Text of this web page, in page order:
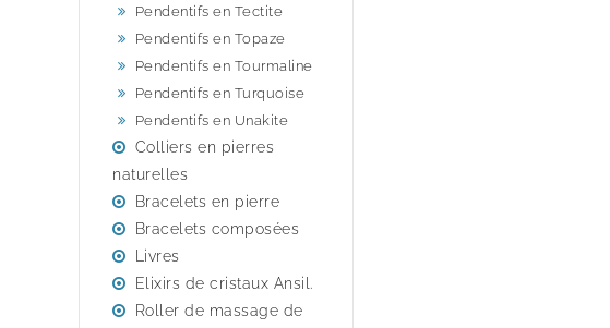
Pendentifs en Tectite
Pendentifs en Topaze
Pendentifs en Tourmaline
Pendentifs en Turquoise
Pendentifs en Unakite
Colliers en pierres
naturelles
Bracelets en pierre
Bracelets composées
Livres
Elixirs de cristaux Ansil.
Roller de massage de